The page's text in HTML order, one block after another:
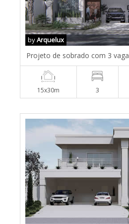
byArquelux
Projeto de sobrado com 3
15x30m 3